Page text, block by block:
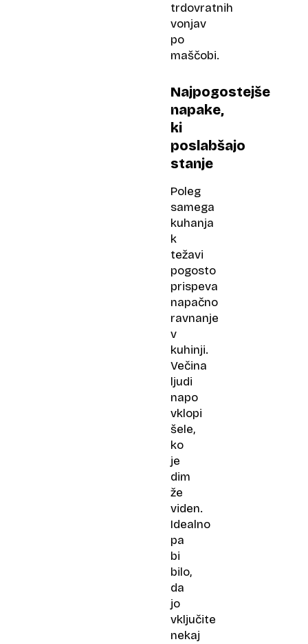
trdovratnih
vonjav
po
maščobi.
Najpogostejše
napake,
ki
poslabšajo
stanje
Poleg
samega
kuhanja
k
težavi
pogosto
prispeva
napačno
ravnanje
v
kuhinji.
Večina
ljudi
napo
vklopi
šele,
ko
je
dim
že
viden.
Idealno
pa
bi
bilo,
da
jo
vključite
nekaj